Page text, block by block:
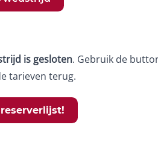
is gesloten. Gebruik de
tarieven terug.